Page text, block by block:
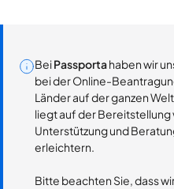
BeiPassportahaben wir
bei der Online-
Länder auf der ganzen
liegt auf der
Unterstützung und
erleichtern.
Bitte beachten Sie, dass